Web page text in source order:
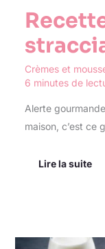
Crèmes et
6 minutes de
Alerte
maison, c’est ce
Lire la suite